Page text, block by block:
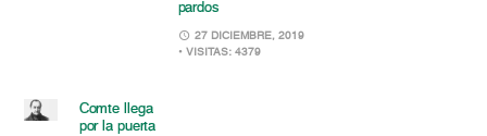
pardos
27 DICIEMBRE, 2019
• VISITAS: 4379
Comte llega
por la puerta